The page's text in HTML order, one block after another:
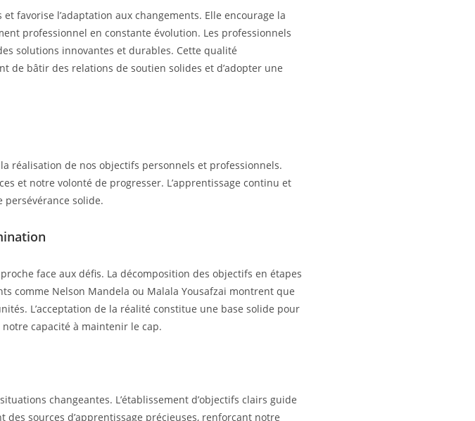
favorise l’adaptation aux changements. Elle encourage la
professionnel en constante évolution. Les professionnels
solutions innovantes et durables. Cette qualité
de bâtir des relations de soutien solides et d’adopter une
réalisation de nos objectifs personnels et professionnels.
et notre volonté de progresser. L’apprentissage continu et
persévérance solide.
face aux défis. La décomposition des objectifs en étapes
comme Nelson Mandela ou Malala Yousafzai montrent que
L’acceptation de la réalité constitue une base solide pour
capacité à maintenir le cap.
changeantes. L’établissement d’objectifs clairs guide
sources d’apprentissage précieuses, renforçant notre